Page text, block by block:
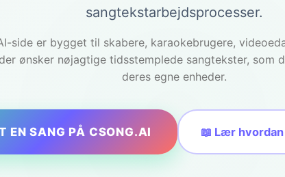
sangtekstarbejdsprocesser.
side er bygget til skabere, karaokebrugere,
ønsker nøjagtige tidsstemplede sangtekster, som
deres egne enheder.
EN SANG PÅ CSONG.AI 📖 Lær hvordan